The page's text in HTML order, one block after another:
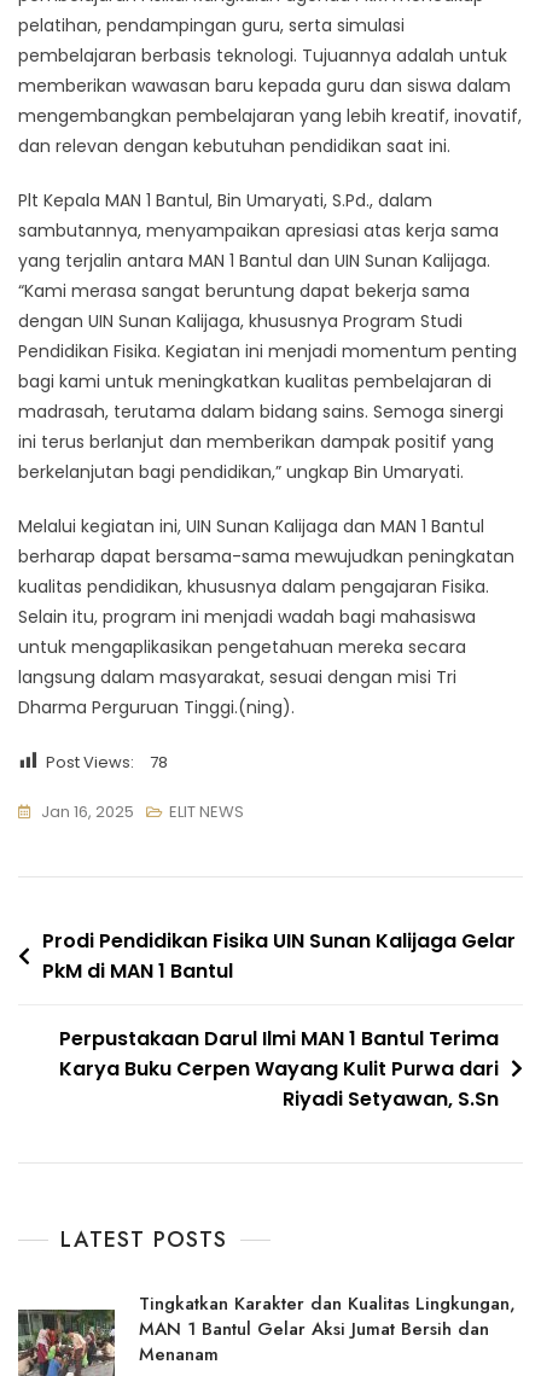
pelatihan, pendampingan guru, serta simulasi
pembelajaran berbasis teknologi. Tujuannya adalah untuk
memberikan wawasan baru kepada guru dan siswa dalam
mengembangkan pembelajaran yang lebih kreatif, inovatif,
dan relevan dengan kebutuhan pendidikan saat ini.
Plt Kepala MAN 1 Bantul, Bin Umaryati, S.Pd., dalam
sambutannya, menyampaikan apresiasi atas kerja sama
yang terjalin antara MAN 1 Bantul dan UIN Sunan Kalijaga.
“Kami merasa sangat beruntung dapat bekerja sama
dengan UIN Sunan Kalijaga, khususnya Program Studi
Pendidikan Fisika. Kegiatan ini menjadi momentum penting
bagi kami untuk meningkatkan kualitas pembelajaran di
madrasah, terutama dalam bidang sains. Semoga sinergi
ini terus berlanjut dan memberikan dampak positif yang
berkelanjutan bagi pendidikan,” ungkap Bin Umaryati.
Melalui kegiatan ini, UIN Sunan Kalijaga dan MAN 1 Bantul
berharap dapat bersama-sama mewujudkan peningkatan
kualitas pendidikan, khususnya dalam pengajaran Fisika.
Selain itu, program ini menjadi wadah bagi mahasiswa
untuk mengaplikasikan pengetahuan mereka secara
langsung dalam masyarakat, sesuai dengan misi Tri
Dharma Perguruan Tinggi.(ning).
Post Views: 78
Jan 16, 2025 ELIT NEWS
Navigasi
pos
Prodi Pendidikan Fisika UIN Sunan Kalijaga Gelar
PkM di MAN 1 Bantul
Perpustakaan Darul Ilmi MAN 1 Bantul Terima
Karya Buku Cerpen Wayang Kulit Purwa dari
Riyadi Setyawan, S.Sn
LATEST POSTS
Tingkatkan Karakter dan Kualitas Lingkungan,
MAN 1 Bantul Gelar Aksi Jumat Bersih dan
Menanam